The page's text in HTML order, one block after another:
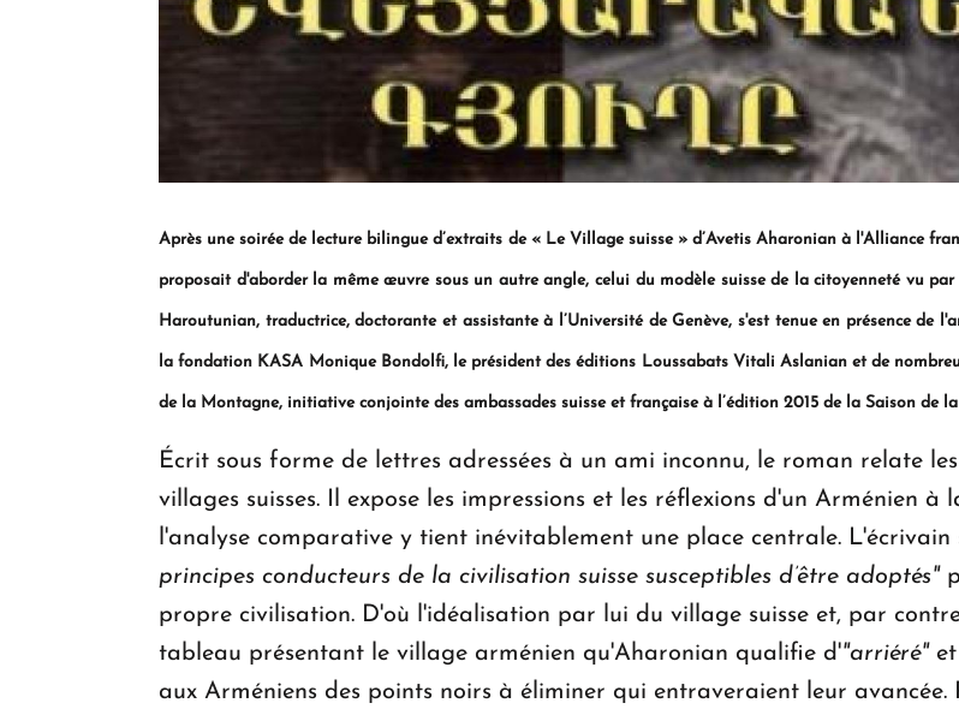
Après une soirée de lecture bilingue d’extraits de « Le Village suisse » d’Avetis Aharonian à l'Alliance
proposait d'aborder la même œuvre sous un autre angle, celui du modèle suisse de la citoyenneté vu
Haroutunian, traductrice, doctorante et assistante à l’Université de Genève, s'est tenue en présence de
la fondation KASA Monique Bondolfi, le président des éditions Loussabats Vitali Aslanian et de
de la Montagne, initiative conjointe des ambassades suisse et française à l’édition 2015 de la Saison de
Écrit sous forme de lettres adressées à un ami inconnu, le roman relate
villages suisses. Il expose les impressions et les réflexions d'un Arménien à
l'analyse comparative y tient inévitablement une place centrale.
principes conducteurs de la civilisation suisse susceptibles d’être adoptés"
propre civilisation. D'où l'idéalisation par lui du village suisse et, par
tableau présentant le village arménien qu'Aharonian qualifie d'"arriéré"
aux Arméniens des points noirs à éliminer qui entraveraient leur avancée.